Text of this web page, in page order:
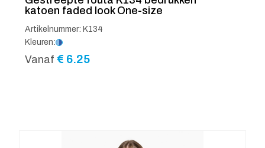
katoen faded look One-size
Artikelnummer: K134
Kleuren:
Vanaf € 6.25